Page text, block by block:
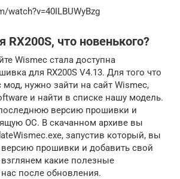
watch?v=40ILBUWyBzg
что новенького?
Wismec стала доступна
для RX200S V4.13. Для того что
нужно зайти на сайт Wismec,
и найти в списке нашу модель.
версию прошивки и
ОС. В скачанном архиве вы
запустив который, вы
прошивки и добавить свой
какие полезные
после обновления.